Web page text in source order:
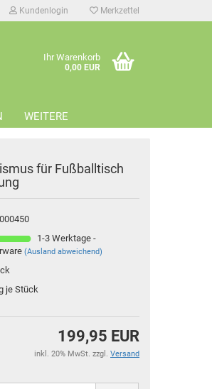
Kundenlogin Merkzettel
Ihr Warenkorb
0,00 EUR
WEITERE
für Fußballtisch
1-3 Werktage -
(Ausland abweichend)
je Stück
199,95 EUR
inkl. 20% MwSt. zzgl. Versand